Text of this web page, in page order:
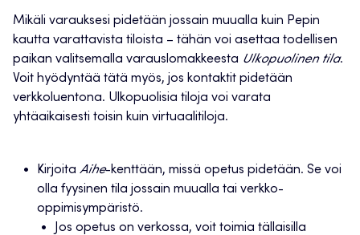
Mikäli varauksesi pidetään jossain muualla kuin Pepin
kautta varattavista tiloista – tähän voi asettaa todellisen
paikan valitsemalla varauslomakkeesta Ulkopuolinen tila.
Voit hyödyntää tätä myös, jos kontaktit pidetään
verkkoluentona. Ulkopuolisia tiloja voi varata
yhtäaikaisesti toisin kuin virtuaalitiloja.
Kirjoita Aihe-kenttään, missä opetus pidetään. Se voi
olla fyysinen tila jossain muualla tai verkko-
oppimisympäristö.
Jos opetus on verkossa, voit toimia tällaisilla